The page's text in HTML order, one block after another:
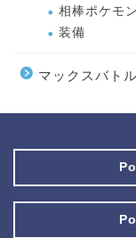
相棒ポケモン
装備
マックスバトル